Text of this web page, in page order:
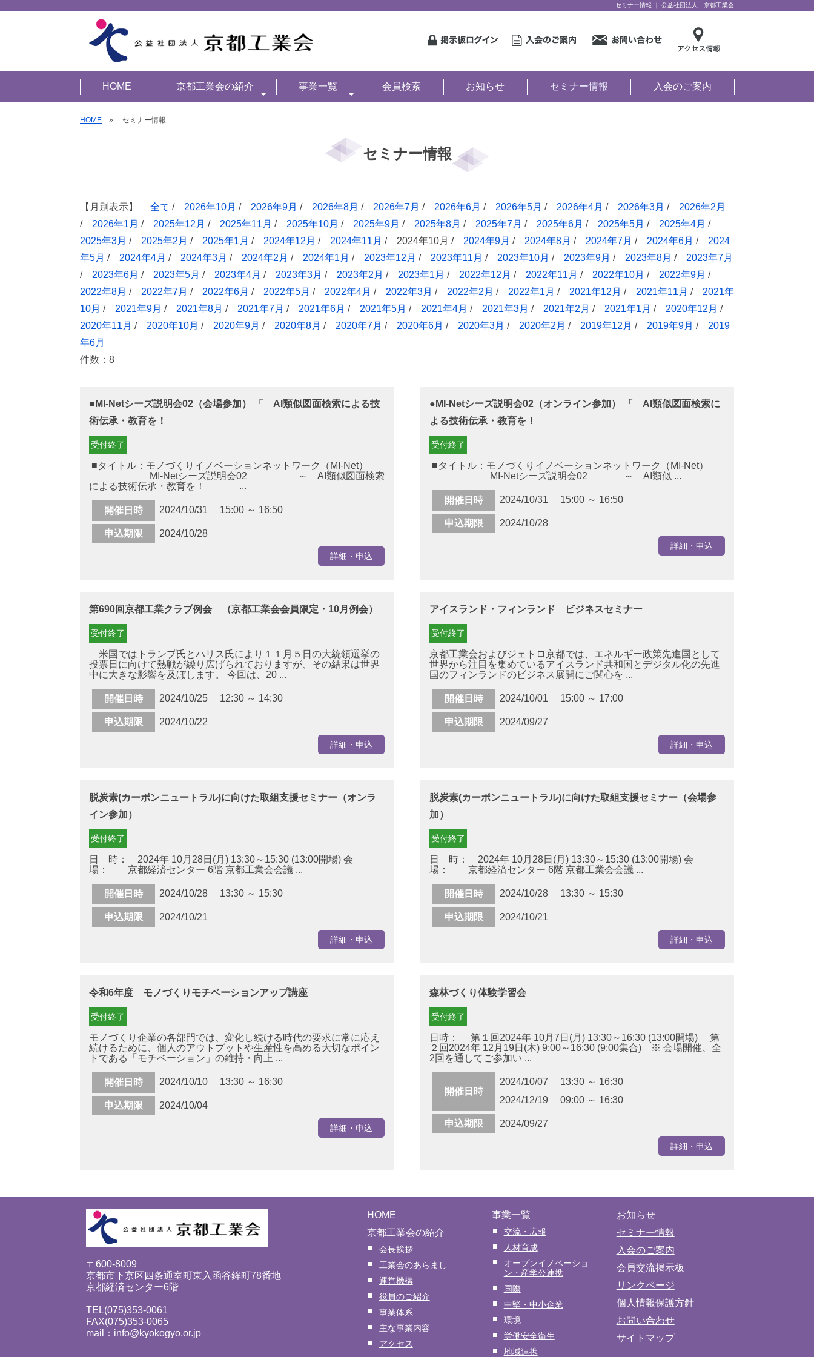
セミナー情報 ｜ 公益社団法人 京都工業会
HOME 京都工業会の紹介 事業一覧 会員検索 お知らせ セミナー情報 入会のご案内
HOME » セミナー情報
セミナー情報
【月別表示】 全て / 2026年10月 / 2026年9月 / 2026年8月 / 2026年7月 / 2026年6月 / 2026年5月 / 2026年4月 / 2026年3月 / 2026年2月
/ 2026年1月 / 2025年12月 / 2025年11月 / 2025年10月 / 2025年9月 / 2025年8月 / 2025年7月 / 2025年6月 / 2025年5月 / 2025年4月 /
2025年3月 / 2025年2月 / 2025年1月 / 2024年12月 / 2024年11月 / 2024年10月 / 2024年9月 / 2024年8月 / 2024年7月 / 2024年6月 / 2024
年5月 / 2024年4月 / 2024年3月 / 2024年2月 / 2024年1月 / 2023年12月 / 2023年11月 / 2023年10月 / 2023年9月 / 2023年8月 / 2023年7月
/ 2023年6月 / 2023年5月 / 2023年4月 / 2023年3月 / 2023年2月 / 2023年1月 / 2022年12月 / 2022年11月 / 2022年10月 / 2022年9月 /
2022年8月 / 2022年7月 / 2022年6月 / 2022年5月 / 2022年4月 / 2022年3月 / 2022年2月 / 2022年1月 / 2021年12月 / 2021年11月 / 2021年
10月 / 2021年9月 / 2021年8月 / 2021年7月 / 2021年6月 / 2021年5月 / 2021年4月 / 2021年3月 / 2021年2月 / 2021年1月 / 2020年12月 /
2020年11月 / 2020年10月 / 2020年9月 / 2020年8月 / 2020年7月 / 2020年6月 / 2020年3月 / 2020年2月 / 2019年12月 / 2019年9月 / 2019
年6月
件数：8
■MI-Netシーズ説明会02（会場参加） 「 AI類似図面検索による技
術伝承・教育を！
受付終了
■タイトル：モノづくりイノベーションネットワーク（MI-Net）
MI-Netシーズ説明会02 ～ AI類似図面検索
による技術伝承・教育を！ ...
開催日時 2024/10/31 15:00 ～ 16:50
申込期限 2024/10/28
詳細・申込
●MI-Netシーズ説明会02（オンライン参加） 「 AI類似図面検索に
よる技術伝承・教育を！
受付終了
■タイトル：モノづくりイノベーションネットワーク（MI-Net）
MI-Netシーズ説明会02 ～ AI類似 ...
開催日時 2024/10/31 15:00 ～ 16:50
申込期限 2024/10/28
詳細・申込
第690回京都工業クラブ例会 （京都工業会会員限定・10月例会）
受付終了
米国ではトランプ氏とハリス氏により１１月５日の大統領選挙の
投票日に向けて熱戦が繰り広げられておりますが、その結果は世界
中に大きな影響を及ぼします。 今回は、20 ...
開催日時 2024/10/25 12:30 ～ 14:30
申込期限 2024/10/22
詳細・申込
アイスランド・フィンランド ビジネスセミナー
受付終了
京都工業会およびジェトロ京都では、エネルギー政策先進国として
世界から注目を集めているアイスランド共和国とデジタル化の先進
国のフィンランドのビジネス展開にご関心を ...
開催日時 2024/10/01 15:00 ～ 17:00
申込期限 2024/09/27
詳細・申込
脱炭素(カーボンニュートラル)に向けた取組支援セミナー（オンラ
イン参加）
受付終了
日 時： 2024年 10月28日(月) 13:30～15:30 (13:00開場) 会
場： 京都経済センター 6階 京都工業会会議 ...
開催日時 2024/10/28 13:30 ～ 15:30
申込期限 2024/10/21
詳細・申込
脱炭素(カーボンニュートラル)に向けた取組支援セミナー（会場参
加）
受付終了
日 時： 2024年 10月28日(月) 13:30～15:30 (13:00開場) 会
場： 京都経済センター 6階 京都工業会会議 ...
開催日時 2024/10/28 13:30 ～ 15:30
申込期限 2024/10/21
詳細・申込
令和6年度 モノづくりモチベーションアップ講座
受付終了
​モノづくり企業の各部門では、変化し続ける時代の要求に常に応え
続けるために、個人のアウトプットや生産性を高める大切なポイン
トである「モチベーション」の維持・向上 ...
開催日時 2024/10/10 13:30 ～ 16:30
申込期限 2024/10/04
詳細・申込
森林づくり体験学習会
受付終了
日時： 第１回2024年 10月7日(月) 13:30～16:30 (13:00開場) 第
２回2024年 12月19日(木) 9:00～16:30 (9:00集合) ※ 会場開催、全
2回を通してご参加い ...
開催日時
2024/10/07 13:30 ～ 16:30
2024/12/19 09:00 ～ 16:30
申込期限 2024/09/27
詳細・申込
〒600-8009
京都市下京区四条通室町東入函谷鉾町78番地
京都経済センター6階
TEL(075)353-0061
FAX(075)353-0065
mail：info@kyokogyo.or.jp
HOME
京都工業会の紹介
会長挨拶
工業会のあらまし
運営機構
役員のご紹介
事業体系
主な事業内容
アクセス
事業一覧
交流・広報
人材育成
オープンイノベーショ
ン・産学公連携
国際
中堅・中小企業
環境
労働安全衛生
地域連携
お知らせ
セミナー情報
入会のご案内
会員交流掲示板
リンクページ
個人情報保護方針
お問い合わせ
サイトマップ